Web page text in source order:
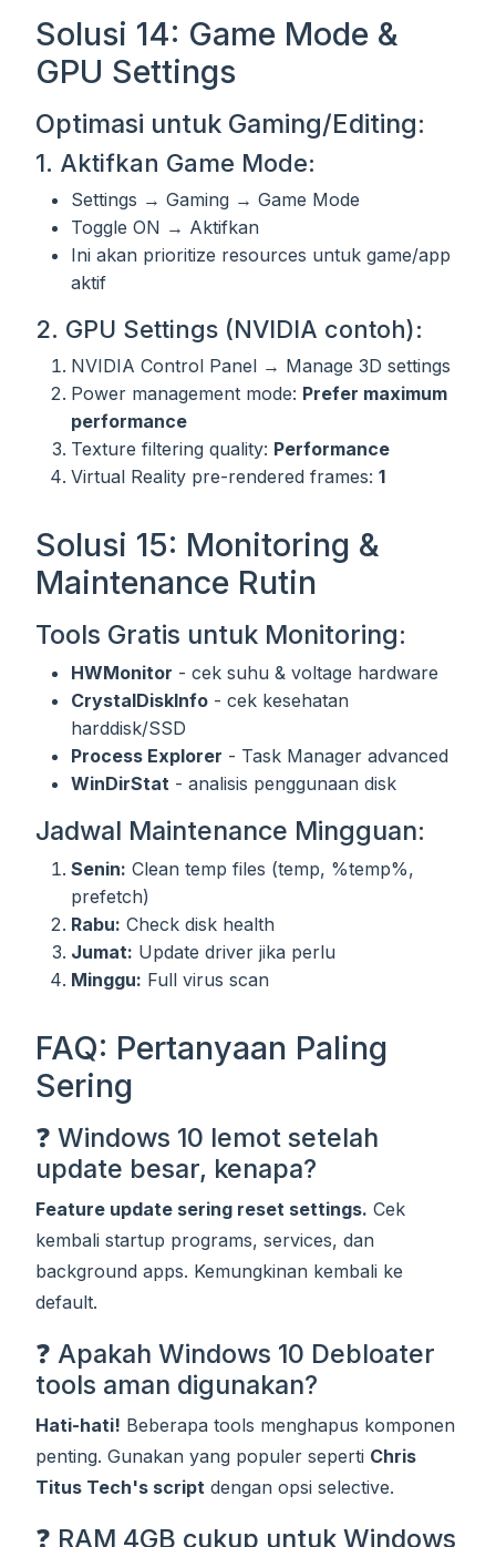
Solusi 14: Game Mode &
GPU Settings
Optimasi untuk Gaming/Editing:
1. Aktifkan Game Mode:
Settings → Gaming → Game Mode
Toggle ON → Aktifkan
Ini akan prioritize resources untuk game/app
aktif
2. GPU Settings (NVIDIA contoh):
NVIDIA Control Panel → Manage 3D settings
Power management mode: Prefer maximum
performance
Texture filtering quality: Performance
Virtual Reality pre-rendered frames: 1
Solusi 15: Monitoring &
Maintenance Rutin
Tools Gratis untuk Monitoring:
HWMonitor - cek suhu & voltage hardware
CrystalDiskInfo - cek kesehatan
harddisk/SSD
Process Explorer - Task Manager advanced
WinDirStat - analisis penggunaan disk
Jadwal Maintenance Mingguan:
Senin: Clean temp files (temp, %temp%,
prefetch)
Rabu: Check disk health
Jumat: Update driver jika perlu
Minggu: Full virus scan
FAQ: Pertanyaan Paling
Sering
❓ Windows 10 lemot setelah
update besar, kenapa?
Feature update sering reset settings. Cek
kembali startup programs, services, dan
background apps. Kemungkinan kembali ke
default.
❓ Apakah Windows 10 Debloater
tools aman digunakan?
Hati-hati! Beberapa tools menghapus komponen
penting. Gunakan yang populer seperti Chris
Titus Tech's script dengan opsi selective.
❓ RAM 4GB cukup untuk Windows